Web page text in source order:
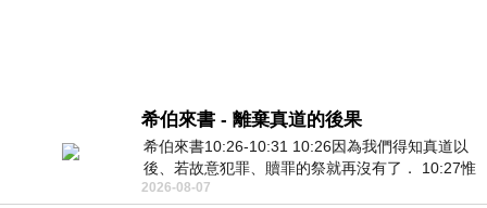
希伯來書 - 離棄真道的後果
希伯來書10:26-10:31 10:26因為我們得知真道以
後、若故意犯罪、贖罪的祭就再沒有了． 10:27惟
有戰懼等候審判和那燒滅眾敵人的烈火
2026-08-07